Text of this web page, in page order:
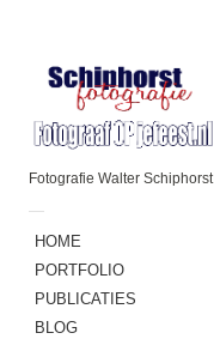
Fotografie Walter Schiphorst
—
HOME
PORTFOLIO
PUBLICATIES
BLOG